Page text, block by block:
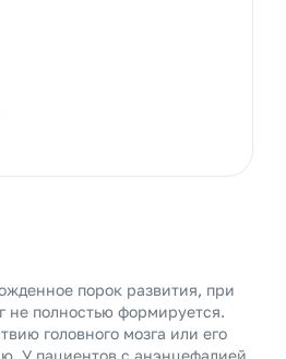
порок развития, при
не полностью формируется.
головного мозга или его
У пациентов с анэнцефалией